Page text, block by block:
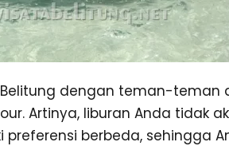
Belitung dengan teman-
Artinya, liburan Anda tidak
preferensi berbeda, sehingga